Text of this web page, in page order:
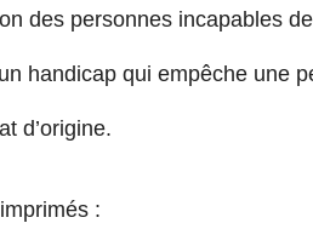
des personnes incapables
handicap qui empêche une
d’origine.
: